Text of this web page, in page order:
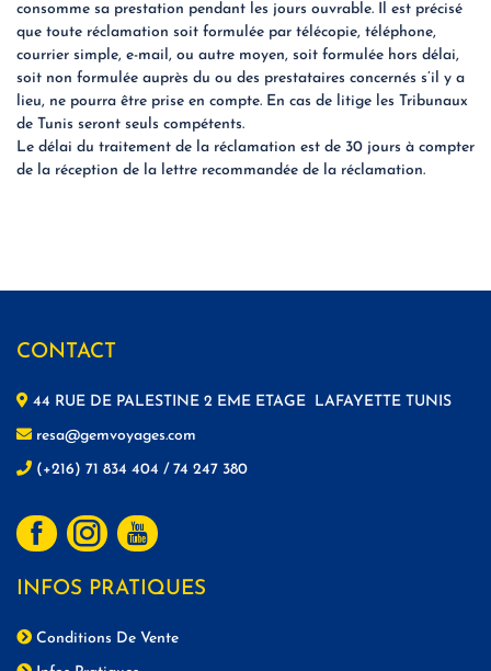
consomme sa prestation pendant les jours ouvrable. Il est précisé
que toute réclamation soit formulée par télécopie, téléphone,
courrier simple, e-mail, ou autre moyen, soit formulée hors délai,
soit non formulée auprès du ou des prestataires concernés s’il y a
lieu, ne pourra être prise en compte. En cas de litige les Tribunaux
de Tunis seront seuls compétents.
Le délai du traitement de la réclamation est de 30 jours à compter
de la réception de la lettre recommandée de la réclamation.
CONTACT
44 RUE DE PALESTINE 2 EME ETAGE LAFAYETTE TUNIS
resa@gemvoyages.com
(+216) 71 834 404 / 74 247 380
INFOS PRATIQUES
Conditions De Vente